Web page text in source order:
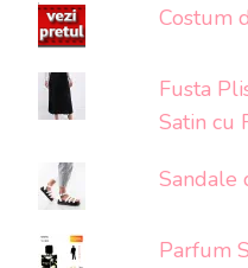
Costum
Fusta
Satin cu
Sandale
Parfum